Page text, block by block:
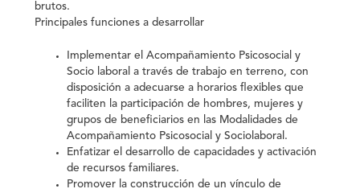
brutos.
Principales funciones a desarrollar
Implementar el Acompañamiento Psicosocial y
Socio laboral a través de trabajo en terreno, con
disposición a adecuarse a horarios flexibles que
faciliten la participación de hombres, mujeres y
grupos de beneficiarios en las Modalidades de
Acompañamiento Psicosocial y Sociolaboral.
Enfatizar el desarrollo de capacidades y activación
de recursos familiares.
Promover la construcción de un vínculo de